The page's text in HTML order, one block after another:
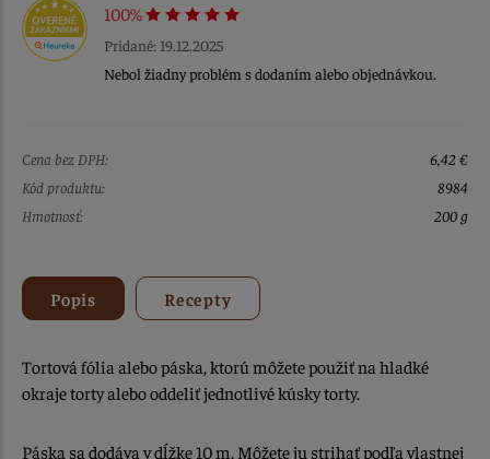
100%
Pridané: 19.12.2025
Nebol žiadny problém s dodaním alebo objednávkou.
Cena bez DPH:
6,42 €
Kód produktu:
8984
Hmotnosť:
200 g
Popis Recepty
Tortová fólia alebo páska, ktorú môžete použiť na hladké
okraje torty alebo oddeliť jednotlivé kúsky torty.
Páska sa dodáva v dĺžke 10 m. Môžete ju strihať podľa vlastnej